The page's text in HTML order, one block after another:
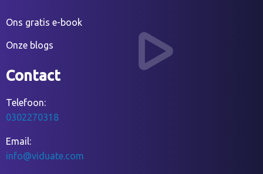
Ons gratis e-book
Onze blogs
Contact
Telefoon:
0302270318
Email:
info@viduate.com